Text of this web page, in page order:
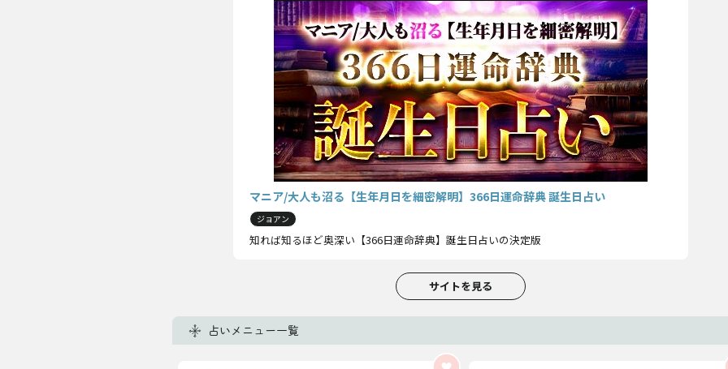
マニア/大人も沼る【生年月日を細密解明】366日運命辞典 誕生日占い
ジョアン
知れば知るほど奥深い【366日運命辞典】誕生日占いの決定版
サイトを見る
占いメニュー一覧